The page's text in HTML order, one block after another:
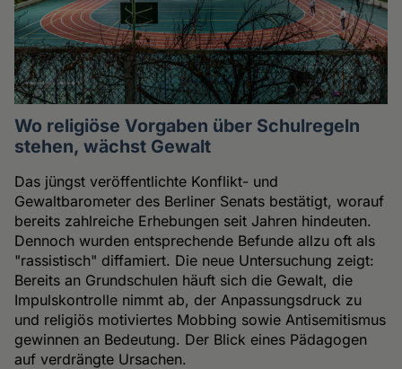
Wo religiöse Vorgaben über Schulregeln
stehen, wächst Gewalt
Das jüngst veröffentlichte Konflikt- und
Gewaltbarometer des Berliner Senats bestätigt, worauf
bereits zahlreiche Erhebungen seit Jahren hindeuten.
Dennoch wurden entsprechende Befunde allzu oft als
"rassistisch" diffamiert. Die neue Untersuchung zeigt:
Bereits an Grundschulen häuft sich die Gewalt, die
Impulskontrolle nimmt ab, der Anpassungsdruck zu
und religiös motiviertes Mobbing sowie Antisemitismus
gewinnen an Bedeutung. Der Blick eines Pädagogen
auf verdrängte Ursachen.